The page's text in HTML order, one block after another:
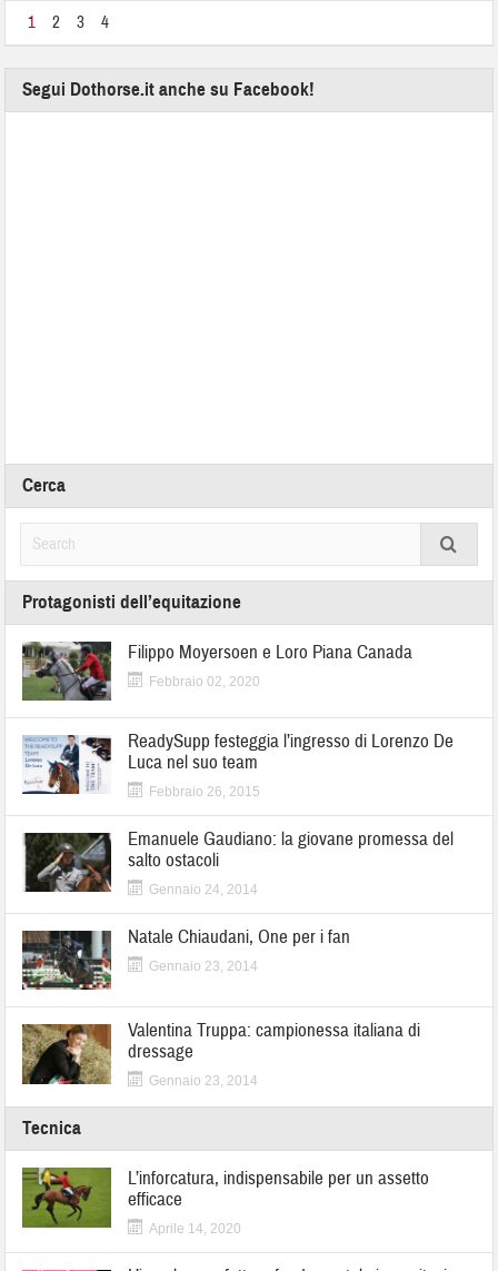
1 2 3 4
Segui Dothorse.it anche su Facebook!
Cerca
Protagonisti dell’equitazione
Filippo Moyersoen e Loro Piana Canada
Febbraio 02, 2020
ReadySupp festeggia l’ingresso di Lorenzo De
Luca nel suo team
Febbraio 26, 2015
Emanuele Gaudiano: la giovane promessa del
salto ostacoli
Gennaio 24, 2014
Natale Chiaudani, One per i fan
Gennaio 23, 2014
Valentina Truppa: campionessa italiana di
dressage
Gennaio 23, 2014
Tecnica
L’inforcatura, indispensabile per un assetto
efficace
Aprile 14, 2020